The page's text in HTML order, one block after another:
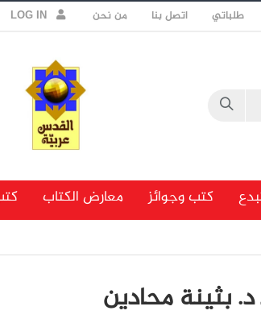
طلباتي اتصل بنا من نحن LOG IN
كتب وجوائز معارض الكتاب
بثينة محادين